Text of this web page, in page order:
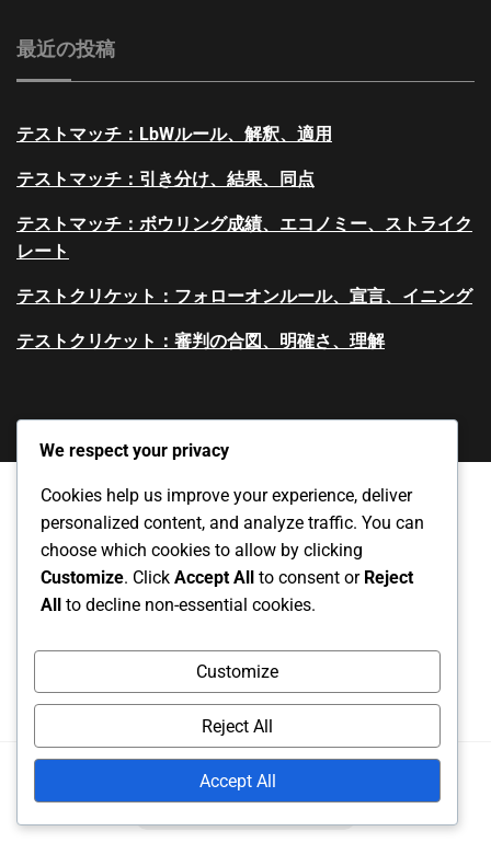
最近の投稿
テストマッチ：LbWルール、解釈、適用
テストマッチ：引き分け、結果、同点
テストマッチ：ボウリング成績、エコノミー、ストライク
レート
テストクリケット：フォローオンルール、宣言、イニング
テストクリケット：審判の合図、明確さ、理解
私たちの物語 データ保護方針
クッキーポリシー お問い合わせ
2025. All rights reserved.
We respect your privacy
Cookies help us improve your experience, deliver
personalized content, and analyze traffic. You can
choose which cookies to allow by clicking
Customize. Click Accept All to consent or Reject
All to decline non-essential cookies.
Customize
Reject All
Accept All